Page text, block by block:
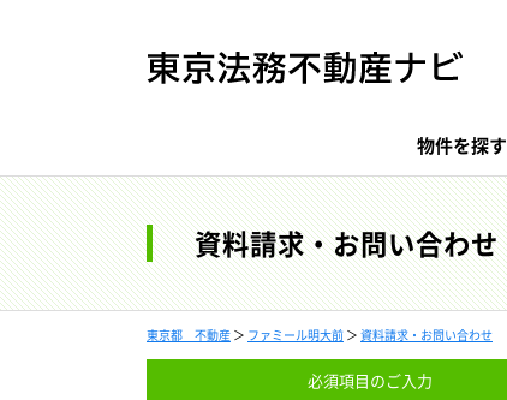
物件を探す
資料請求・お問い合わせ
東京都 不動産 ＞ ファミール明大前 ＞ 資料請求・お問い合わせ
必須項目のご入力